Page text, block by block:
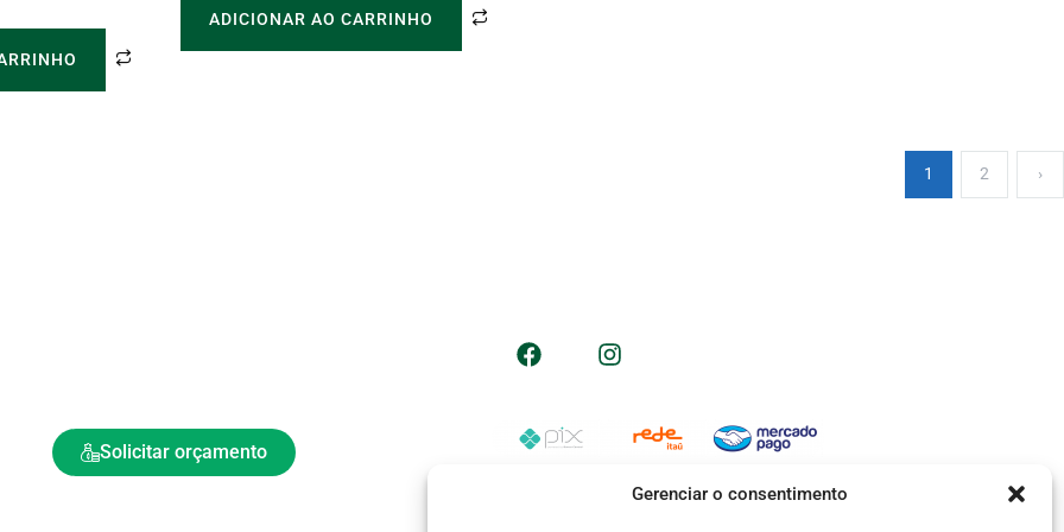
Gerenciar o consentimento
ADICIONAR AO CARRINHO
1 2 ›
Solicitar orçamento